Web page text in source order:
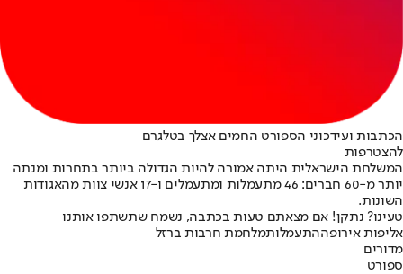
הכתבות ועידכוני הספורט החמים אצלך בטלגרם
להצטרפות
המשלחת הישראלית היתה אמורה להיות הגדולה ביותר בתחרות ומנתה
יותר מ-60 חברים: 46 מתעמלות ומתעמלים ו-17 אנשי צוות מהאגודות
השונות.
טעינו? נתקן! אם מצאתם טעות בכתבה, נשמח שתשתפו אותנו
אליפות אירופההתעמלותמלחמת חרבות ברזל
מדורים
ספורט